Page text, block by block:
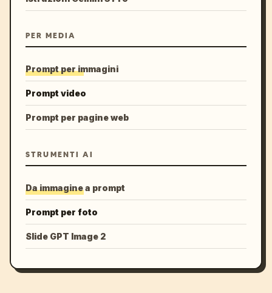
PER MEDIA
Prompt per immagini
Prompt video
Prompt per pagine web
STRUMENTI AI
Da immagine a prompt
Prompt per foto
Slide GPT Image 2